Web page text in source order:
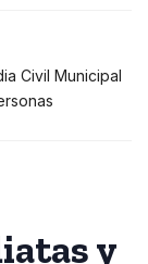
Civil Municipal
y